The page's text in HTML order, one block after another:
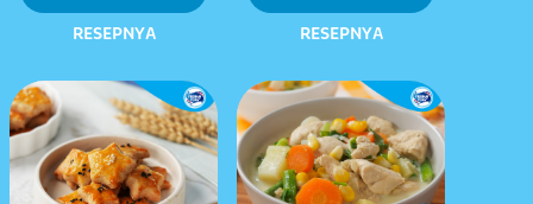
RESEPNYA RESEPNYA